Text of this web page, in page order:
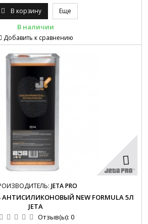
В корзину Еще
В наличии
Добавить к сравнению
JETA PRO
NEW FORMULA 5Л
JETA
Отзыв(ы): 0